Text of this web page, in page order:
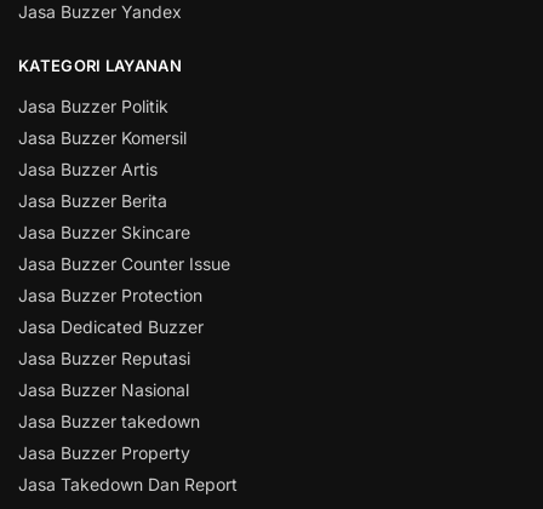
Jasa Buzzer Yandex
KATEGORI LAYANAN
Jasa Buzzer Politik
Jasa Buzzer Komersil
Jasa Buzzer Artis
Jasa Buzzer Berita
Jasa Buzzer Skincare
Jasa Buzzer Counter Issue
Jasa Buzzer Protection
Jasa Dedicated Buzzer
Jasa Buzzer Reputasi
Jasa Buzzer Nasional
Jasa Buzzer takedown
Jasa Buzzer Property
Jasa Takedown Dan Report